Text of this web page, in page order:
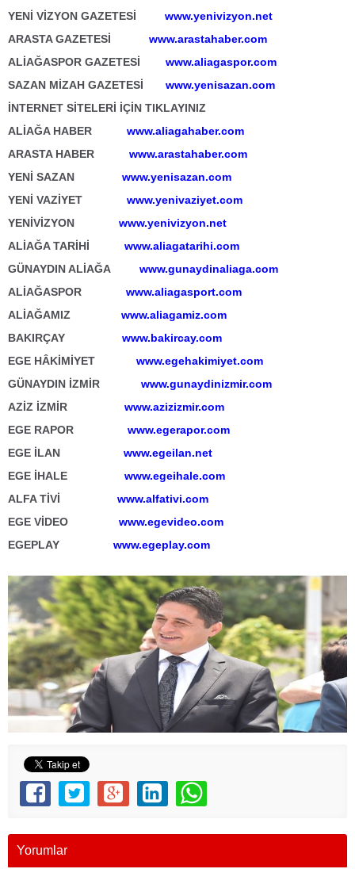
YENİ VİZYON GAZETESİ
www.yenivizyon.net
ARASTA GAZETESİ www.arastahaber.com
ALİAĞASPOR GAZETESİ
www.aliagaspor.com
SAZAN MİZAH GAZETESİ
www.yenisazan.com
İNTERNET SİTELERİ İÇİN TIKLAYINIZ
ALİAĞA HABER www.aliagahaber.com
ARASTA HABER www.arastahaber.com
YENİ SAZAN www.yenisazan.com
YENİ VAZİYET www.yenivaziyet.com
YENİVİZYON www.yenivizyon.net
ALİAĞA TARİHİ www.aliagatarihi.com
GÜNAYDIN ALİAĞA
www.gunaydinaliaga.com
ALİAĞASPOR www.aliagasport.com
ALİAĞAMIZ www.aliagamiz.com
BAKIRÇAY www.bakircay.com
EGE HÂKİMİYET www.egehakimiyet.com
GÜNAYDIN İZMİR www.gunaydinizmir.com
AZİZ İZMİR www.azizizmir.com
EGE RAPOR www.egerapor.com
EGE İLAN www.egeilan.net
EGE İHALE www.egeihale.com
ALFA TİVİ www.alfativi.com
EGE VİDEO www.egevideo.com
EGEPLAY www.egeplay.com
Yorumlar